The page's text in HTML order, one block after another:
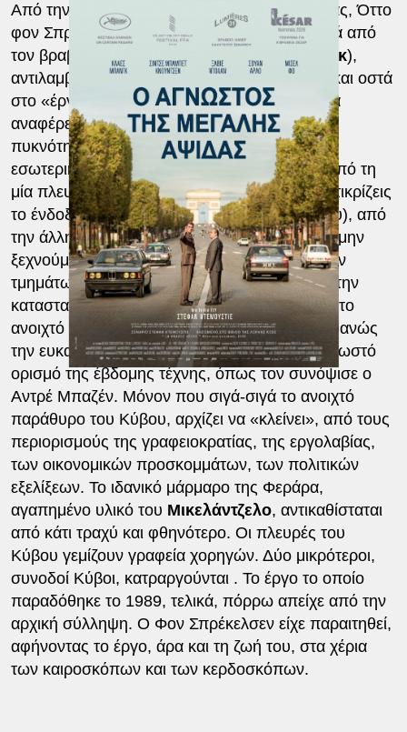
Από την άλλη, ο υπαρκτός Δανός αρχιτέκτονας, Όττο
φον Σπρέκλεσεν (ερμηνευμένος ικανοποιητικά από
τον βραβευμένο στιςΚάννες, Κλάες Μπονγκ),
αντιλαμβάνεται την ευκαιρία να δώσει σάρκα και οστά
στο «έργο της ζωής του», όπως συχνά-πυκνά
αναφέρει. Ένας τεράστιος κύβος, με στιβαρή
πυκνότητα μάρμαρου κι ένα μεγάλο κενό στο
εσωτερικό του, σαν παράθυρο στον κόσμο. Από τη
μία πλευρά, μέσα από τούτο το παράθυρο αντικρίζεις
το ένδοξο παρελθόν (την Αψίδα του Θριάμβου), από
την άλλη οδεύεις προς το ανοιχτό μέλλον. Ας μην
ξεχνούμε ότι ο συνδυασμός κενών και πλήρων
τμημάτων ενός αρχιτεκτονήματος αποτελούν την
καταστατική αρχή του μοντερνισμού. Όσο για το
ανοιχτό παράθυρο, ο Ντεμουσιέ βρίσκει προφανώς
την ευκαιρία να το συνδυάσει με τον πλέον γνωστό
ορισμό της έβδομης τέχνης, όπως τον συνόψισε ο
Αντρέ Μπαζέν. Μόνον που σιγά-σιγά το ανοιχτό
παράθυρο του Κύβου, αρχίζει να «κλείνει», από τους
περιορισμούς της γραφειοκρατίας, της εργολαβίας,
των οικονομικών προσκομμάτων, των πολιτικών
εξελίξεων. Το ιδανικό μάρμαρο της Φεράρα,
αγαπημένο υλικό του Μικελάντζελο, αντικαθίσταται
από κάτι τραχύ και φθηνότερο. Οι πλευρές του
Κύβου γεμίζουν γραφεία χορηγών. Δύο μικρότεροι,
συνοδοί Κύβοι, κατραργούνται . Το έργο το οποίο
παραδόθηκε το 1989, τελικά, πόρρω απείχε από την
αρχική σύλληψη. Ο Φον Σπρέκελσεν είχε παραιτηθεί,
αφήνοντας το έργο, άρα και τη ζωή του, στα χέρια
των καιροσκόπων και των κερδοσκόπων.